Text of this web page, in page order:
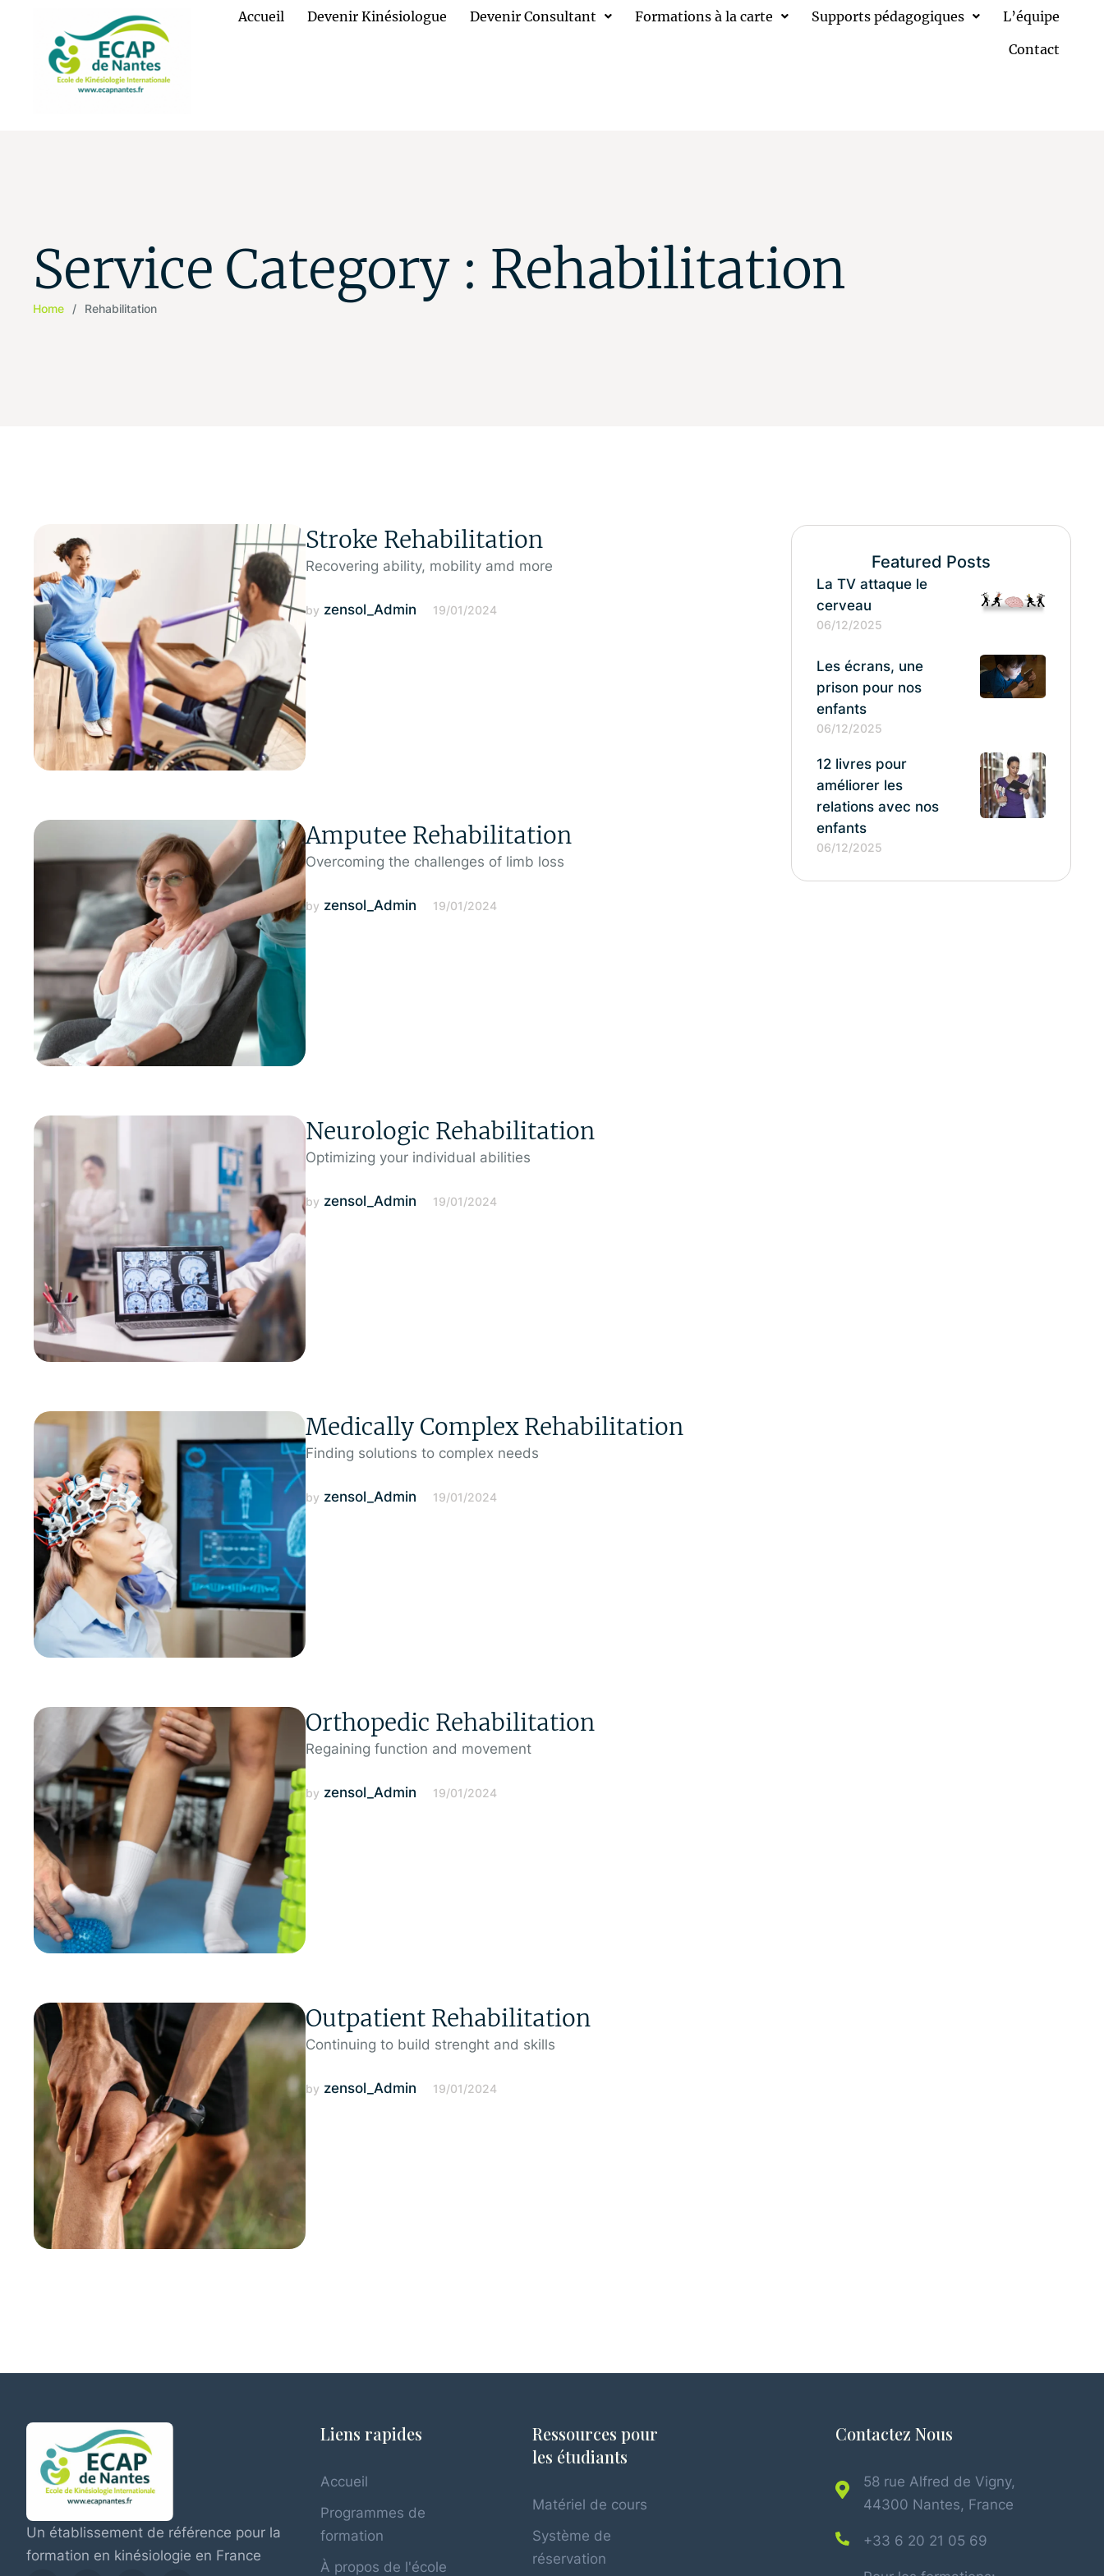
Accueil Devenir Kinésiologue Devenir Consultant Formations à la carte Supports pédagogiques
L’équipe
Contact
Service Category : Rehabilitation
Home / Rehabilitation
Stroke Rehabilitation
Recovering ability, mobility amd more
by zensol_Admin 19/01/2024
Amputee Rehabilitation
Overcoming the challenges of limb loss
by zensol_Admin 19/01/2024
Neurologic Rehabilitation
Optimizing your individual abilities
by zensol_Admin 19/01/2024
Medically Complex Rehabilitation
Finding solutions to complex needs
by zensol_Admin 19/01/2024
Orthopedic Rehabilitation
Regaining function and movement
by zensol_Admin 19/01/2024
Outpatient Rehabilitation
Continuing to build strenght and skills
by zensol_Admin 19/01/2024
Featured Posts
La TV attaque le
cerveau
06/12/2025
Les écrans, une
prison pour nos
enfants
06/12/2025
12 livres pour
améliorer les
relations avec nos
enfants
06/12/2025
Un établissement de référence pour la
formation en kinésiologie en France
Liens rapides
Accueil
Programmes de
formation
À propos de l'école
Ressources pour
les étudiants
Matériel de cours
Système de
réservation
Contactez Nous
58 rue Alfred de Vigny,
44300 Nantes, France
+33 6 20 21 05 69